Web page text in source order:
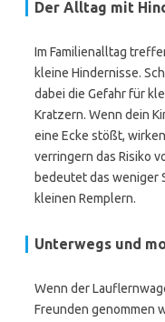
Der Alltag mit
Im Familienalltag
kleine Hindernisse.
dabei die Gefahr für
Kratzern. Wenn dein
eine Ecke stößt,
verringern das Risiko
bedeutet das weniger
kleinen Remplern.
Unterwegs und
Wenn der
Freunden genommen